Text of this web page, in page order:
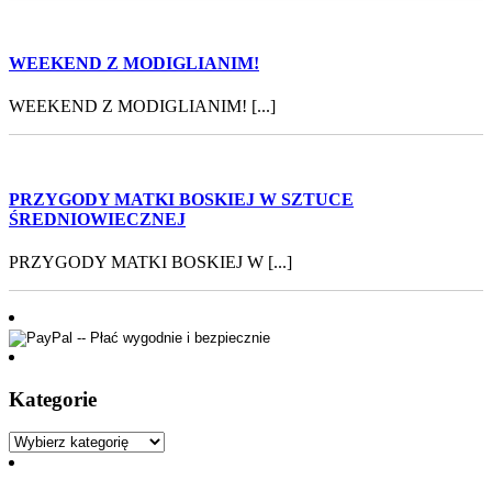
WEEKEND Z MODIGLIANIM!
WEEKEND Z MODIGLIANIM! [...]
PRZYGODY MATKI BOSKIEJ W SZTUCE
ŚREDNIOWIECZNEJ
PRZYGODY MATKI BOSKIEJ W [...]
Kategorie
Kategorie